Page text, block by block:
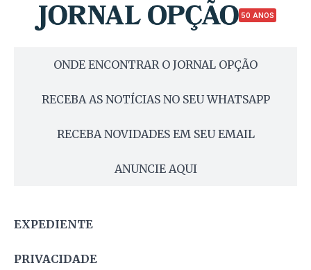
50 ANOS
ONDE ENCONTRAR O JORNAL OPÇÃO
RECEBA AS NOTÍCIAS NO SEU WHATSAPP
RECEBA NOVIDADES EM SEU EMAIL
ANUNCIE AQUI
EXPEDIENTE
PRIVACIDADE